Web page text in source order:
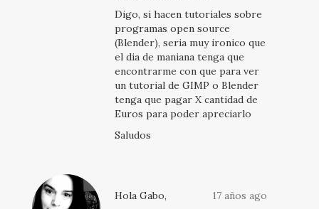
Digo, si hacen tutoriales sobre
programas open source
(Blender), seria muy ironico que
el dia de maniana tenga que
encontrarme con que para ver
un tutorial de GIMP o Blender
tenga que pagar X cantidad de
Euros para poder apreciarlo
Saludos
17 años ago
Hola Gabo,